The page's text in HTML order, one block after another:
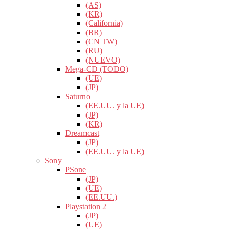
(AS)
(KR)
(California)
(BR)
(CN TW)
(RU)
(NUEVO)
Mega-CD (TODO)
(UE)
(JP)
Saturno
(EE.UU. y la UE)
(JP)
(KR)
Dreamcast
(JP)
(EE.UU. y la UE)
Sony
PSone
(JP)
(UE)
(EE.UU.)
Playstation 2
(JP)
(UE)